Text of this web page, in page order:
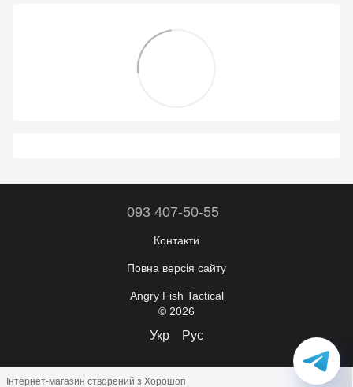
093 407-50-55
Контакти
Повна версія сайту
Angry Fish Tactical
© 2026
Укр Рус
Інтернет-магазин створений з Хорошоп